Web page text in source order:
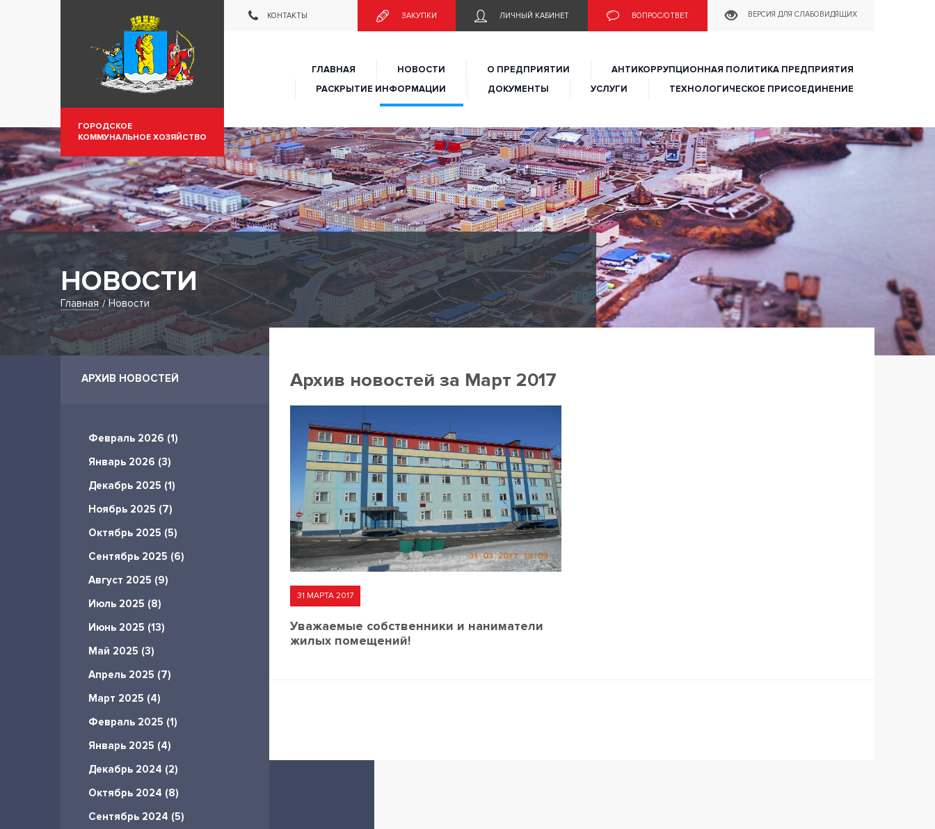
Муниципальное предприятие городского округа Анадырь «Городское коммунальное хозяйство»
ГОРОДСКОЕ
КОММУНАЛЬНОЕ ХОЗЯЙСТВО
ГЛАВНАЯ НОВОСТИ О ПРЕДПРИЯТИИ
АНТИКОРРУПЦИОННАЯ ПОЛИТИКА ПРЕДПРИЯТИЯ
РАСКРЫТИЕ ИНФОРМАЦИИ
ДОКУМЕНТЫ УСЛУГИ ТЕХНОЛОГИЧЕСКОЕ ПРИСОЕДИНЕНИЕ
КОНТАКТЫ ЗАКУПКИ ЛИЧНЫЙ КАБИНЕТ ВОПРОС/ОТВЕТ ВЕРСИЯ ДЛЯ СЛАБОВИДЯЩИХ
НОВОСТИ
Главная Новости
АРХИВ НОВОСТЕЙ
Февраль 2026 (1)
Январь 2026 (3)
Декабрь 2025 (1)
Ноябрь 2025 (7)
Октябрь 2025 (5)
Сентябрь 2025 (6)
Август 2025 (9)
Июль 2025 (8)
Июнь 2025 (13)
Май 2025 (3)
Апрель 2025 (7)
Март 2025 (4)
Февраль 2025 (1)
Январь 2025 (4)
Декабрь 2024 (2)
Октябрь 2024 (8)
Сентябрь 2024 (5)
Архив новостей за Март 2017
31 МАРТА 2017
Уважаемые собственники и наниматели
жилых помещений!